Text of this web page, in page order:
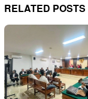
RELATED POSTS